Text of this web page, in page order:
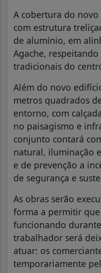
A cobertura do
com estrutura
de alumínio, em
Agache,
tradicionais do
Além do novo
metros quadrados
entorno, com
no paisagismo e
conjunto contará
natural, iluminação
e de prevenção a
de segurança e
As obras serão
forma a permitir
funcionando
trabalhador será
atuar: os
temporariamente